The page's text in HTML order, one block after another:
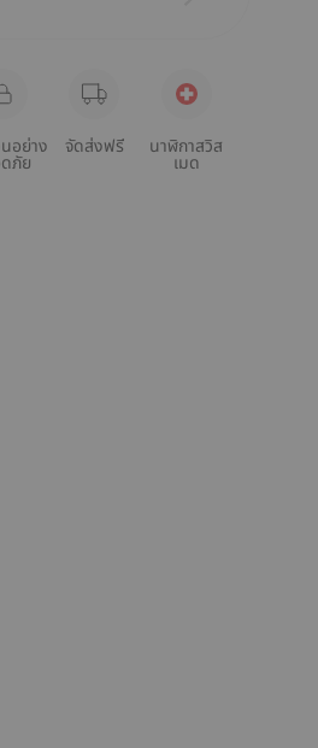
นอย่าง
ภัย
จัดส่งฟรี นาฬิกาสวิส
เมด